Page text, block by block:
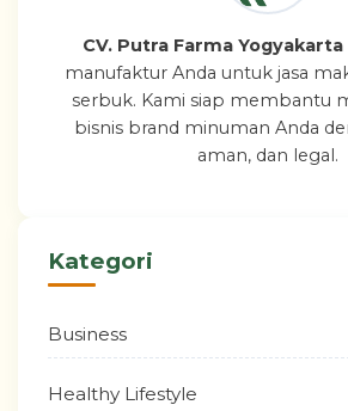
CV. Putra Farma Yogyakarta
manufaktur Anda untuk jasa
serbuk. Kami siap membantu
bisnis brand minuman Anda
aman, dan legal.
Kategori
Business
Healthy Lifestyle